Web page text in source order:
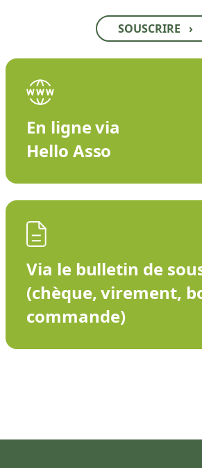
SOUSCRIRE ›
En ligne via
Hello Asso
Via le bulletin de
(chèque, virement,
commande)